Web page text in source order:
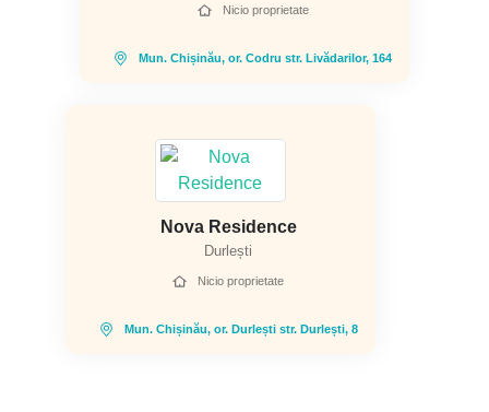
Nicio proprietate
Mun. Chișinău, or. Codru str. Livădarilor, 164
Nova Residence
Durlești
Nicio proprietate
Mun. Chișinău, or. Durlești str. Durlești, 8